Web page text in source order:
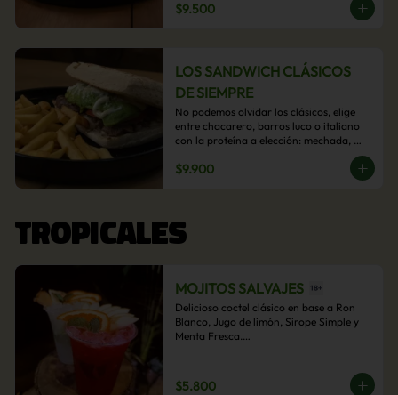
$9.500
LOS SANDWICH CLÁSICOS
DE SIEMPRE
No podemos olvidar los clásicos, elige
entre chacarero, barros luco o italiano
con la proteína a elección: mechada,
acompañamiento de papas fritas.
$9.900
TROPICALES
MOJITOS SALVAJES
Delicioso coctel clásico en base a Ron
Blanco, Jugo de limón, Sirope Simple y
Menta Fresca.
$5.800